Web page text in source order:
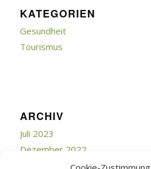
KATEGORIEN
Gesundheit
Tourismus
ARCHIV
Juli 2023
Dezember 2022